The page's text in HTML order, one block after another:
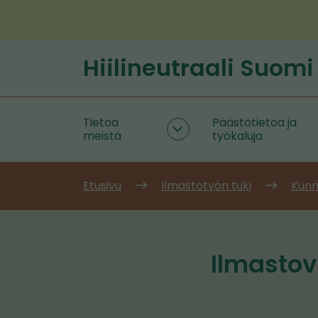
Etusivu
Hiilineutraali Suomi
Tietoa
meistä
Tietoa
alasivut
Päästötietoa ja
työkaluja
Etusivu Ilmastotyön tuki